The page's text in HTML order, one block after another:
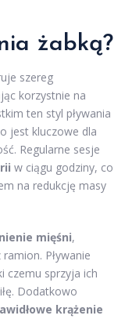
żabką?
szereg
korzystnie na
ten styl pływania
jest kluczowe dla
Regularne sesje
w ciągu godziny, co
na redukcję masy
mięśni,
Pływanie
czemu sprzyja ich
Dodatkowo
krążenie